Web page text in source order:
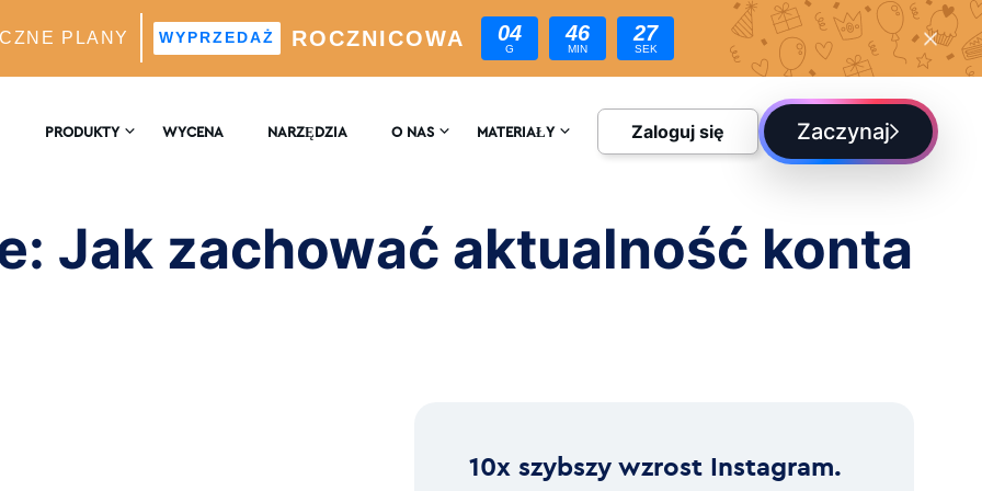
PLANY ROCZNICOWA
WYPRZEDAŻ 04
G
46
MIN
25
SEK
PRODUKTY
Silnik Wzrostu Oparty Na Sztucznej Inteligencji
WYCENA NARZĘDZIA O NAS MATERIAŁY
BLOG
Zaloguj się Zaczynaj
Jak zachować aktualność konta
10x szybszy wzrost Instagram.